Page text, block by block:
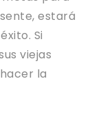
estará
Si
viejas
la